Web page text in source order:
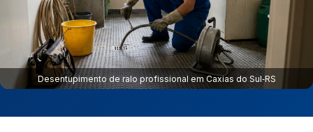
Desentupimento de ralo profissional em Caxias do Sul‑RS